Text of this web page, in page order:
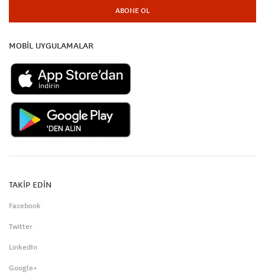
ABONE OL
MOBİL UYGULAMALAR
TAKİP EDİN
Facebook
Twitter
LinkedIn
Google+